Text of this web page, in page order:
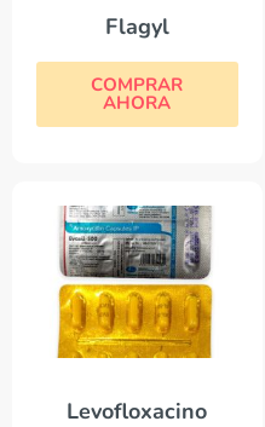
Flagyl
COMPRAR
AHORA
Levofloxacino